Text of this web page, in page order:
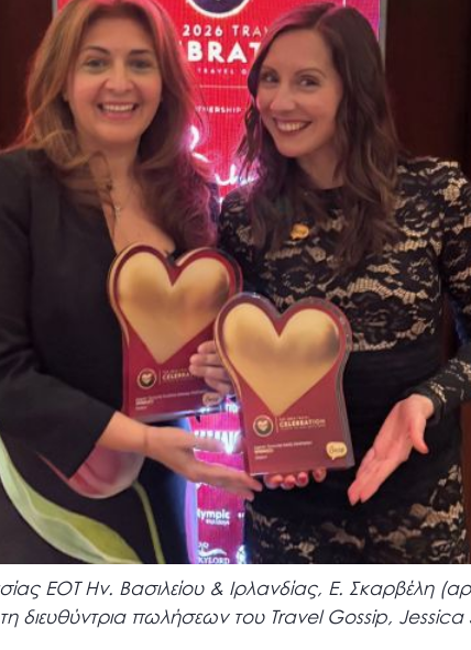
ΕΟΤ Ην. Βασιλείου & Ιρλανδίας, Ε. Σκαρβέλη
διευθύντρια πωλήσεων του Τravel Gossip, Jessica